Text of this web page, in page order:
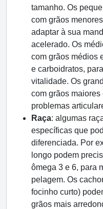
tamanho. Os
com grãos
adaptar à sua
acelerado. Os
com grãos médios
e carboidratos,
vitalidade. Os
com grãos
problemas
Raça: algumas
específicas que
diferenciada. Por
longo podem
ômega 3 e 6, para
pelagem. Os
focinho curto)
grãos mais